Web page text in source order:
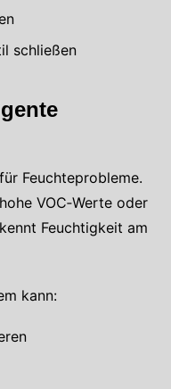
schließen
Feuchteprobleme.
VOC‑Werte oder
Feuchtigkeit am
kann: